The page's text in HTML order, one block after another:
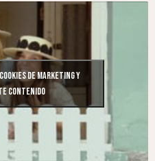
de marketing y
contenido